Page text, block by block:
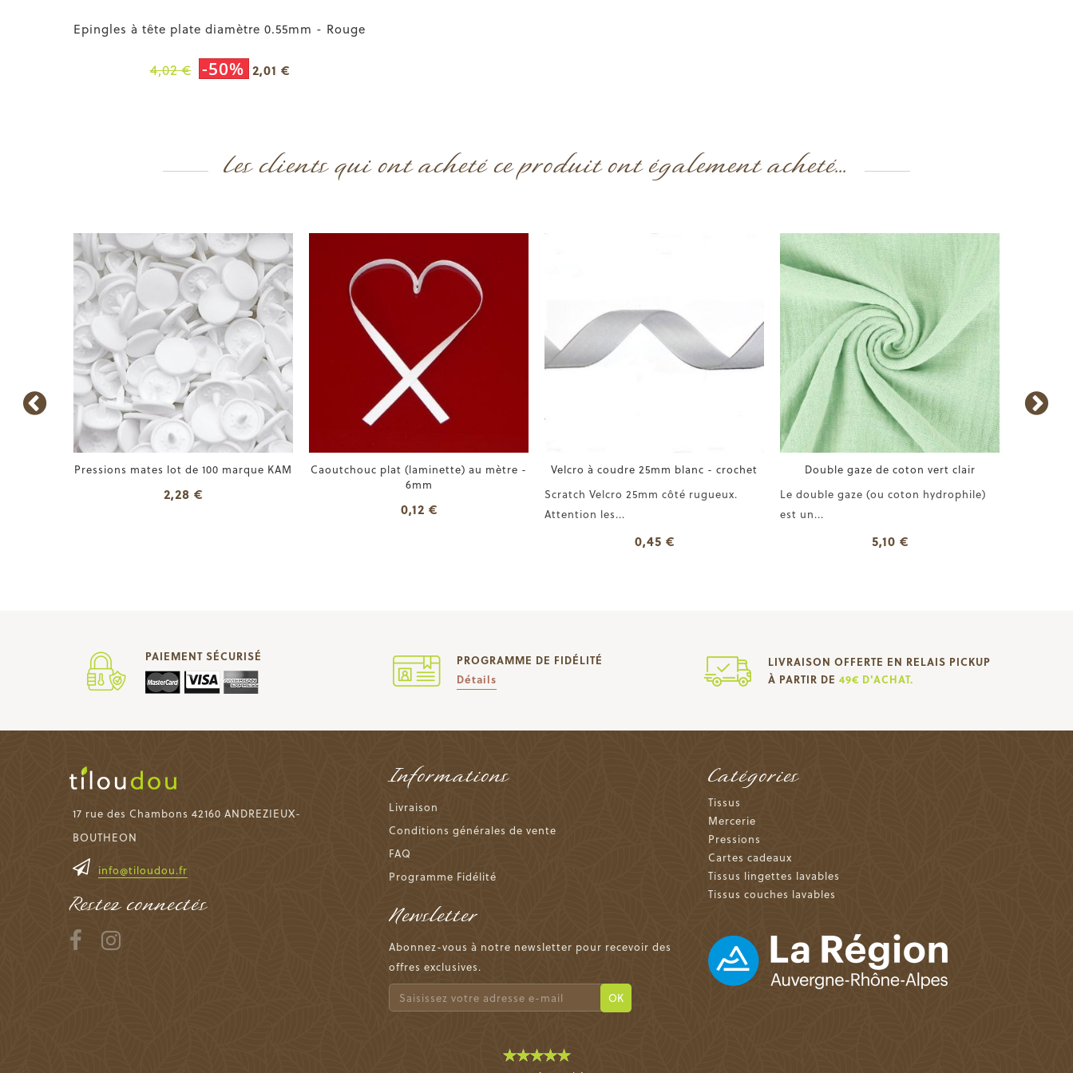
Epingles à tête plate diamètre 0.55mm - Rouge
4,02 € -50% 2,01 €
Les clients qui ont acheté ce produit ont également acheté...
Pressions mates lot de 100 marque KAM
2,28 €
Caoutchouc plat (laminette) au mètre -
6mm
0,12 €
Velcro à coudre 25mm blanc - crochet
Scratch Velcro 25mm côté rugueux.
Attention les...
0,45 €
Double gaze de coton vert clair
Le double gaze (ou coton hydrophile)
est un...
5,10 €
PAIEMENT SÉCURISÉ
PROGRAMME DE FIDÉLITÉ
Détails
LIVRAISON OFFERTE EN RELAIS PICKUP
À PARTIR DE 49€ D'ACHAT.
17 rue des Chambons 42160 ANDREZIEUX-
BOUTHEON
info@tiloudou.fr
Restez connectés
Informations
Livraison
Conditions générales de vente
FAQ
Programme Fidélité
Newsletter
Abonnez-vous à notre newsletter pour recevoir des
offres exclusives.
OK
Catégories
Tissus
Mercerie
Pressions
Cartes cadeaux
Tissus lingettes lavables
Tissus couches lavables